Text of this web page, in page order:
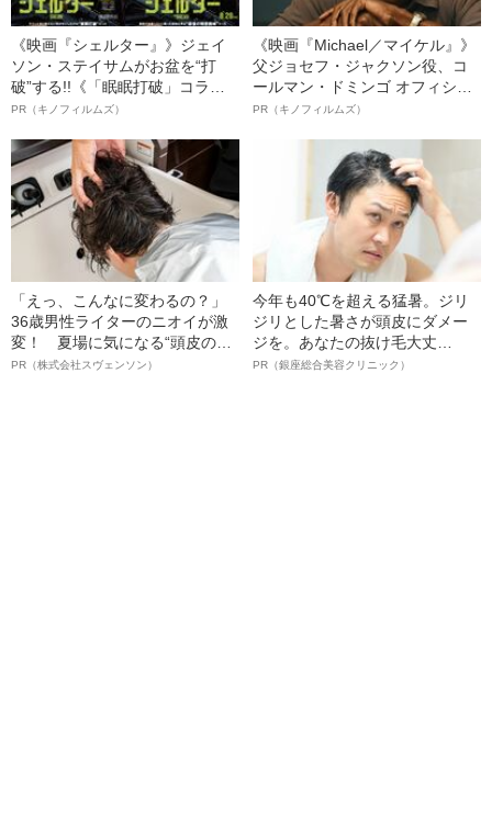
《映画『シェルター』》ジェイ
ソン・ステイサムがお盆を“打
破”する!!《「眠眠打破」コラ
ボ》
PR（キノフィルムズ）
《映画『Michael／マイケル』》
父ジョセフ・ジャクソン役、コ
ールマン・ドミンゴ オフィシャ
ルインタビュー“観客を魅了した
語る”《日本興収70億円突破》
PR（キノフィルムズ）
「えっ、こんなに変わるの？」
36歳男性ライターのニオイが激
変！ 夏場に気になる“頭皮のニ
オイ”や“ベタつき”を解消す
PR（株式会社スヴェンソン）
今年も40℃を超える猛暑。ジリ
ジリとした暑さが頭皮にダメー
ジを。あなたの抜け毛大丈
夫！？
PR（銀座総合美容クリニック）